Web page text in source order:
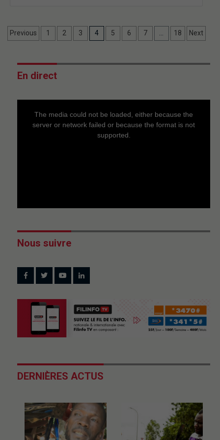
Previous 1 2 3 4 5 6 7 18 Next
En direct
The media could not be loaded, either because the
server or network failed or because the format is not
supported.
Nous suivre
DERNIÈRES ACTUS